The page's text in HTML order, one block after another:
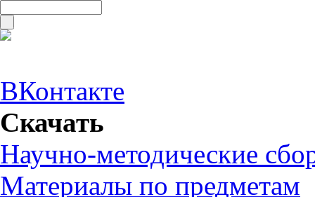
ВКонтакте
Скачать
Научно-методические
Материалы по предметам